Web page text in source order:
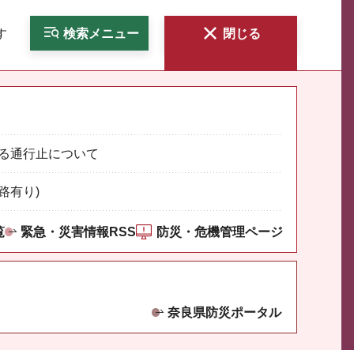
検索メニュー 閉じる
通行止について
有り)
緊急・災害情報RSS 防災・危機管理ページ
奈良県防災ポータル